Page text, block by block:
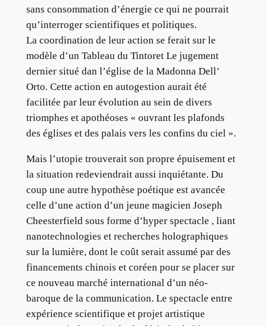
sans consommation d’énergie ce qui ne pourrait
qu’interroger scientifiques et politiques.
La coordination de leur action se ferait sur le
modèle d’un Tableau du Tintoret Le jugement
dernier situé dan l’église de la Madonna Dell’
Orto. Cette action en autogestion aurait été
facilitée par leur évolution au sein de divers
triomphes et apothéoses « ouvrant les plafonds
des églises et des palais vers les confins du ciel ».
Mais l’utopie trouverait son propre épuisement et
la situation redeviendrait aussi inquiétante. Du
coup une autre hypothèse poétique est avancée
celle d’une action d’un jeune magicien Joseph
Cheesterfield sous forme d’hyper spectacle , liant
nanotechnologies et recherches holographiques
sur la lumière, dont le coût serait assumé par des
financements chinois et coréen pour se placer sur
ce nouveau marché international d’un néo-
baroque de la communication. Le spectacle entre
expérience scientifique et projet artistique